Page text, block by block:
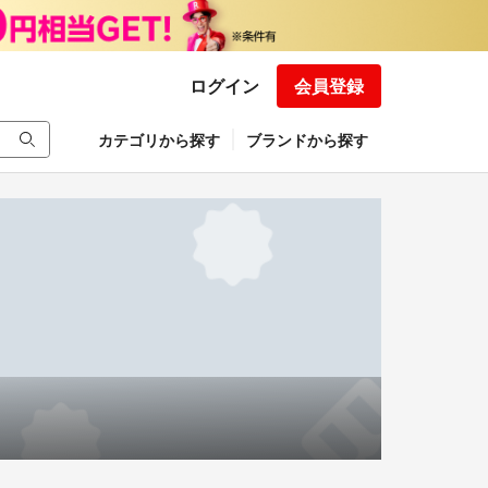
ログイン 会員登録
カテゴリから探す ブランドから探す